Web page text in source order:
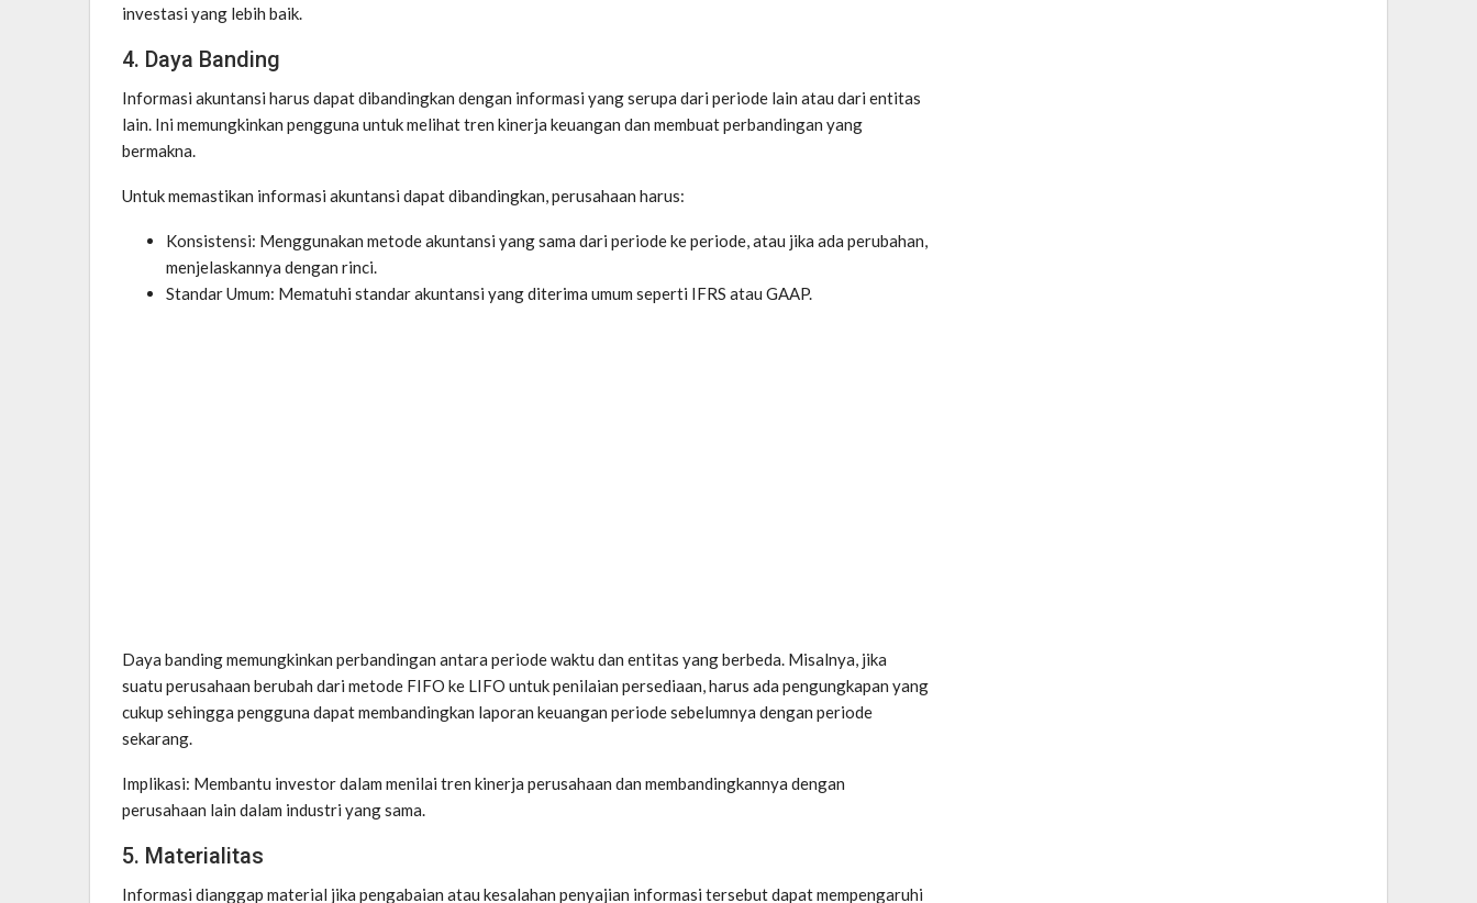
investasi yang lebih baik.
4. Daya Banding
Informasi akuntansi harus dapat dibandingkan dengan informasi yang serupa dari periode lain atau dari entitas
lain. Ini memungkinkan pengguna untuk melihat tren kinerja keuangan dan membuat perbandingan yang
bermakna.
Untuk memastikan informasi akuntansi dapat dibandingkan, perusahaan harus:
Konsistensi: Menggunakan metode akuntansi yang sama dari periode ke periode, atau jika ada perubahan,
menjelaskannya dengan rinci.
Standar Umum: Mematuhi standar akuntansi yang diterima umum seperti IFRS atau GAAP.
Daya banding memungkinkan perbandingan antara periode waktu dan entitas yang berbeda. Misalnya, jika
suatu perusahaan berubah dari metode FIFO ke LIFO untuk penilaian persediaan, harus ada pengungkapan yang
cukup sehingga pengguna dapat membandingkan laporan keuangan periode sebelumnya dengan periode
sekarang.
Implikasi: Membantu investor dalam menilai tren kinerja perusahaan dan membandingkannya dengan
perusahaan lain dalam industri yang sama.
5. Materialitas
Informasi dianggap material jika pengabaian atau kesalahan penyajian informasi tersebut dapat mempengaruhi